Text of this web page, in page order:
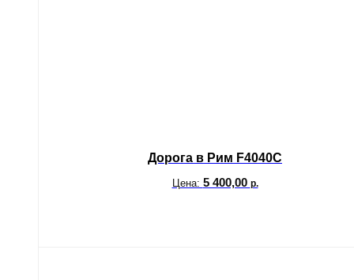
Дорога в Рим F4040C
Цена: 5 400,00 р.